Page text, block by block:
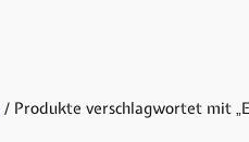
/ Produkte verschlagwortet mit